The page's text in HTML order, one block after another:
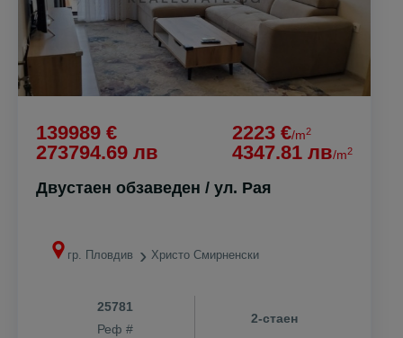
139989 €
273794.69 лв
2223 €/m2
4347.81 лв/m2
Двустаен обзаведен / ул. Рая
гр. Пловдив Христо Смирненски
25781
Реф #
2-стаен